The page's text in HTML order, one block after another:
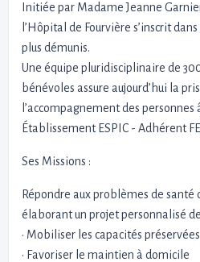
Initiée par Madame Jeanne
l’Hôpital de Fourvière s’inscrit
plus démunis.
Une équipe pluridisciplinaire de
bénévoles assure aujourd’hui la
l’accompagnement des personnes
Établissement ESPIC - Adhérent
Ses Missions :
Répondre aux problèmes de santé
élaborant un projet personnalisé
• Mobiliser les capacités préservées
• Favoriser le maintien à domicile